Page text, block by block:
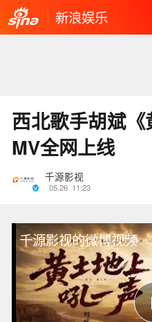
新浪娱乐
西北歌手胡斌《
MV全网上线
千源影视
05.26 11:23
千源影视的微博视频